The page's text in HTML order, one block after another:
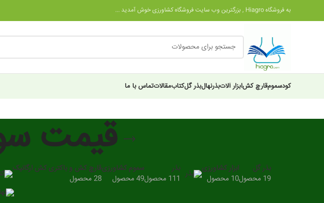
به فروشگاه Hiagro , بزرگترین وب سایت فروشگاه کشاورزی خوش آمدید ...
کودسمومقارچ کشابزار آلاتبذرنهالبذر گلکتابمقالاتتماس با ما
قیمت
بذر گل
19 محصول
ابزار کشاورزی
10 محصول
بذر
111 محصول
سموم کشاورزی
49 محصول
قارچ کش و باکتری کش ارگانیک
28 محصول